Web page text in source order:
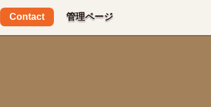
Contact 管理ページ